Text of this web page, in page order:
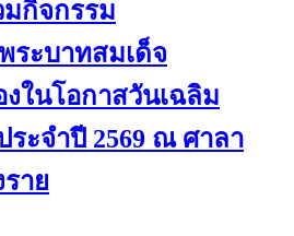
มกิจกรรม
ระบาทสมเด็จ
งในโอกาสวันเฉลิม
ะจำปี 2569 ณ ศาลา
าย